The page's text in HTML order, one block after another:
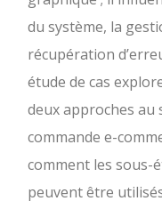
du système, la
récupération
étude de cas
deux approches au
commande e-
comment les sous-
peuvent être